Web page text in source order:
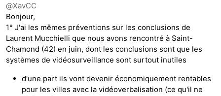
@XavCC
Bonjour,
1° J'ai les mêmes préventions sur les conclusions de
Laurent Mucchielli que nous avons rencontré à Saint-
Chamond (42) en juin, dont les conclusions sont que les
systèmes de vidéosurveillance sont surtout inutiles
d'une part ils vont devenir économiquement rentables
pour les villes avec la vidéoverbalisation (ce qu'il ne